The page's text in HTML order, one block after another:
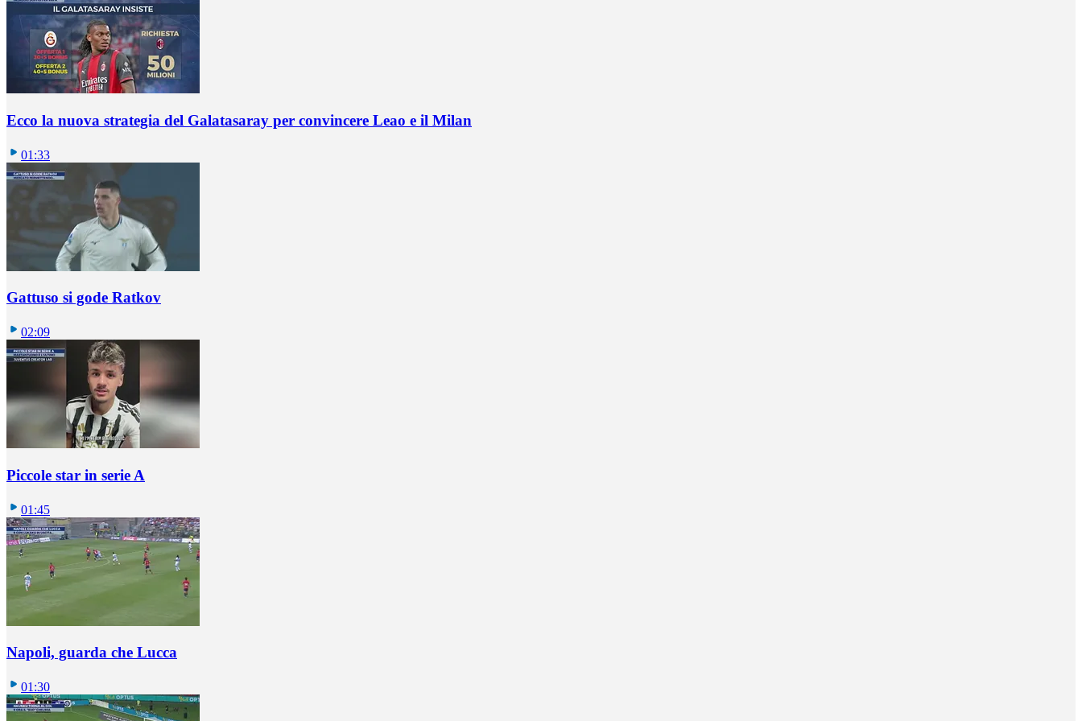
Ecco la nuova strategia del Galatasaray per convincere Leao e il Milan
01:33
Gattuso si gode Ratkov
02:09
Piccole star in serie A
01:45
Napoli, guarda che Lucca
01:30